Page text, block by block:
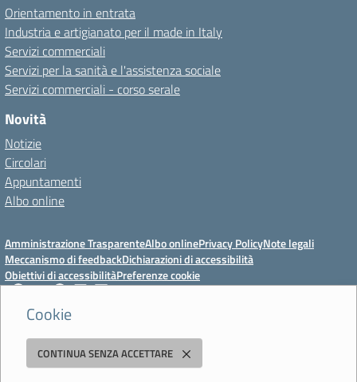
Cookie
CONTINUA SENZA ACCETTARE
Orientamento in entrata
Industria e artigianato per il made in Italy
Servizi commerciali
Servizi per la sanità e l'assistenza sociale
Servizi commerciali - corso serale
Novità
Notizie
Circolari
Appuntamenti
Albo online
Amministrazione TrasparenteAlbo onlinePrivacy PolicyNote legali
Meccanismo di feedbackDichiarazioni di accessibilità
Obiettivi di accessibilitàPreferenze cookie
Istituto Professionale Statale Socio-Commerciale-Artigianale "Cattaneo -
Deledda"